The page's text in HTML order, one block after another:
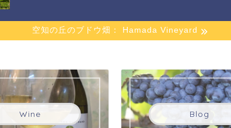
空知の丘のブドウ畑： Hamada Vineyard
Wine Blog